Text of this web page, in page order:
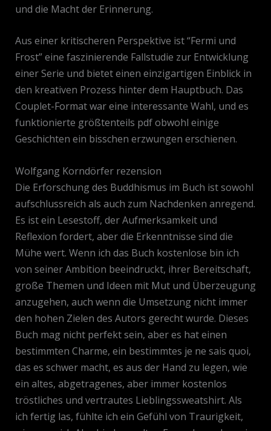
und die Macht der Erinnerung.
Aus einer kritischeren Perspektive ist “Fermi und
Frost” eine faszinierende Fallstudie zur Entwicklung
einer Serie und bietet einen einzigartigen Einblick in
den kreativen Prozess hinter dem Hauptbuch. Das
Couplet-Format war eine interessante Wahl, und es
funktionierte größtenteils pdf obwohl einige
Geschichten ein bisschen erzwungen erschienen.
Wolfgang Korndörfer rezension
Die Erforschung des Buddhismus im Buch ist sowohl
aufschlussreich als auch zum Nachdenken anregend.
Es ist ein Lesestoff, der Aufmerksamkeit und
Reflexion fordert, aber die Erkenntnisse sind die
Mühe wert. Wenn ich das Buch kostenlose bin ich
von seiner Ambition beeindruckt, ihrer Bereitschaft,
große Themen und Ideen mit Mut und Überzeugung
anzugehen, auch wenn die Umsetzung nicht immer
den hohen Zielen des Autors gerecht wurde. Dieses
Buch mag nicht perfekt sein, aber es hat einen
bestimmten Charme, ein bestimmtes je ne sais quoi,
das es schwer macht, es aus der Hand zu legen, wie
ein altes, abgetragenes, aber immer kostenlos
tröstliches und vertrautes Lieblingssweatshirt. Als
ich fertig las, fühlte ich ein Gefühl von Traurigkeit,